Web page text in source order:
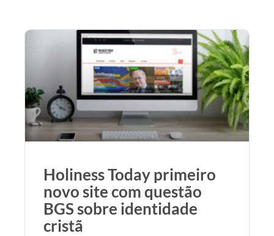
Holiness Today primeiro
novo site com questão
BGS sobre identidade
cristã